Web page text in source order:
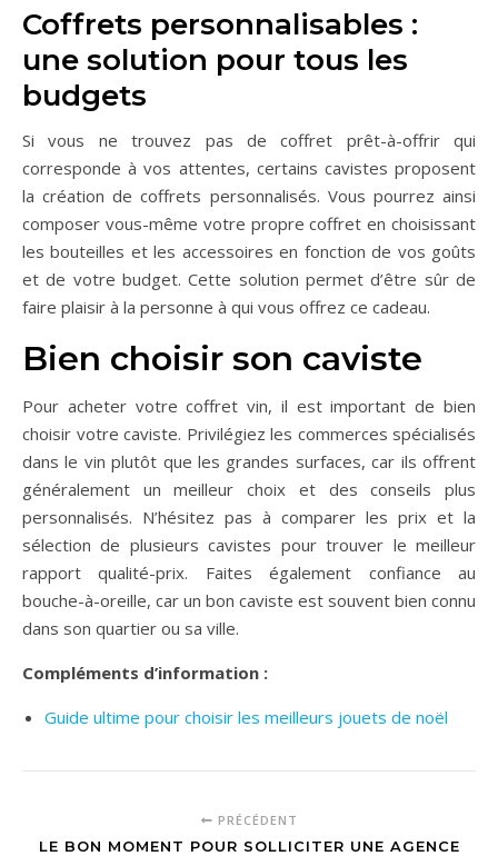
Coffrets personnalisables :
une solution pour tous les
budgets
Si vous ne trouvez pas de coffret prêt-à-offrir qui
corresponde à vos attentes, certains cavistes proposent
la création de coffrets personnalisés. Vous pourrez ainsi
composer vous-même votre propre coffret en choisissant
les bouteilles et les accessoires en fonction de vos goûts
et de votre budget. Cette solution permet d’être sûr de
faire plaisir à la personne à qui vous offrez ce cadeau.
Bien choisir son caviste
Pour acheter votre coffret vin, il est important de bien
choisir votre caviste. Privilégiez les commerces spécialisés
dans le vin plutôt que les grandes surfaces, car ils offrent
généralement un meilleur choix et des conseils plus
personnalisés. N’hésitez pas à comparer les prix et la
sélection de plusieurs cavistes pour trouver le meilleur
rapport qualité-prix. Faites également confiance au
bouche-à-oreille, car un bon caviste est souvent bien connu
dans son quartier ou sa ville.
Compléments d’information :
Guide ultime pour choisir les meilleurs jouets de noël
PRÉCÉDENT
LE BON MOMENT POUR SOLLICITER UNE AGENCE